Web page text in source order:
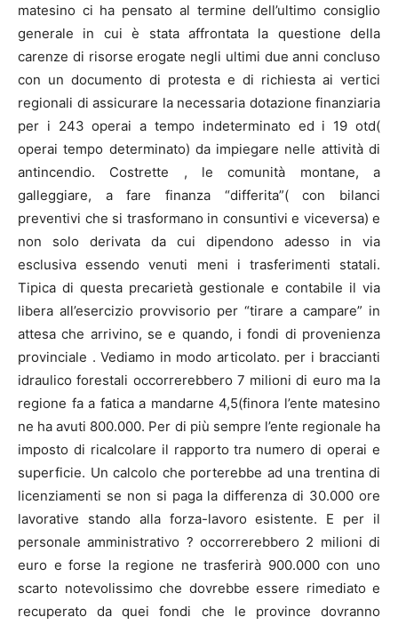
matesino ci ha pensato al termine dell’ultimo consiglio
generale in cui è stata affrontata la questione della
carenze di risorse erogate negli ultimi due anni concluso
con un documento di protesta e di richiesta ai vertici
regionali di assicurare la necessaria dotazione finanziaria
per i 243 operai a tempo indeterminato ed i 19 otd(
operai tempo determinato) da impiegare nelle attività di
antincendio. Costrette , le comunità montane, a
galleggiare, a fare finanza “differita”( con bilanci
preventivi che si trasformano in consuntivi e viceversa) e
non solo derivata da cui dipendono adesso in via
esclusiva essendo venuti meni i trasferimenti statali.
Tipica di questa precarietà gestionale e contabile il via
libera all’esercizio provvisorio per “tirare a campare” in
attesa che arrivino, se e quando, i fondi di provenienza
provinciale . Vediamo in modo articolato. per i braccianti
idraulico forestali occorrerebbero 7 milioni di euro ma la
regione fa a fatica a mandarne 4,5(finora l’ente matesino
ne ha avuti 800.000. Per di più sempre l’ente regionale ha
imposto di ricalcolare il rapporto tra numero di operai e
superficie. Un calcolo che porterebbe ad una trentina di
licenziamenti se non si paga la differenza di 30.000 ore
lavorative stando alla forza-lavoro esistente. E per il
personale amministrativo ? occorrerebbero 2 milioni di
euro e forse la regione ne trasferirà 900.000 con uno
scarto notevolissimo che dovrebbe essere rimediato e
recuperato da quei fondi che le province dovranno